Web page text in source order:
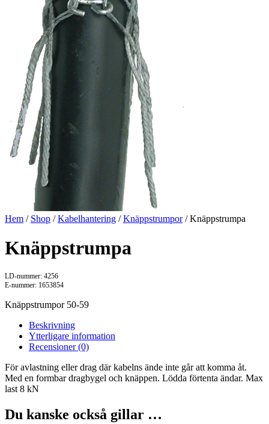
Hem / Shop /Kabelhantering /Knäppstrumpor/ Knäppstrumpa
Knäppstrumpa
LD-nummer: 4256
E-nummer: 1653854
Knäppstrumpor 50-59
Beskrivning
Ytterligare information
Recensioner (0)
För avlastning eller drag där kabelns ände inte går att komma åt.
Med en formbar dragbygel och knäppen. Lödda förtenta ändar. Max
last 8 kN
Du kanske också gillar …